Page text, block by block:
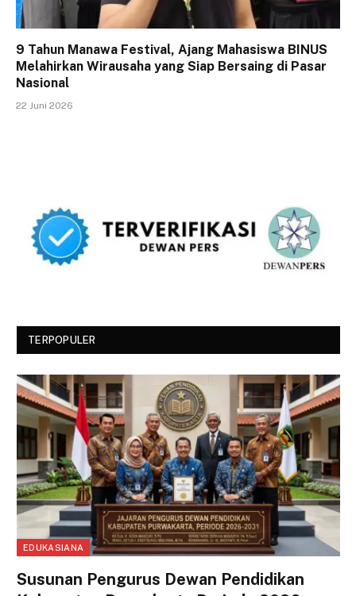
9 Tahun Manawa Festival, Ajang Mahasiswa BINUS
Melahirkan Wirausaha yang Siap Bersaing di Pasar
Nasional
22 Juni 2026
TERPOPULER
EDUKASIANA
Susunan Pengurus Dewan Pendidikan